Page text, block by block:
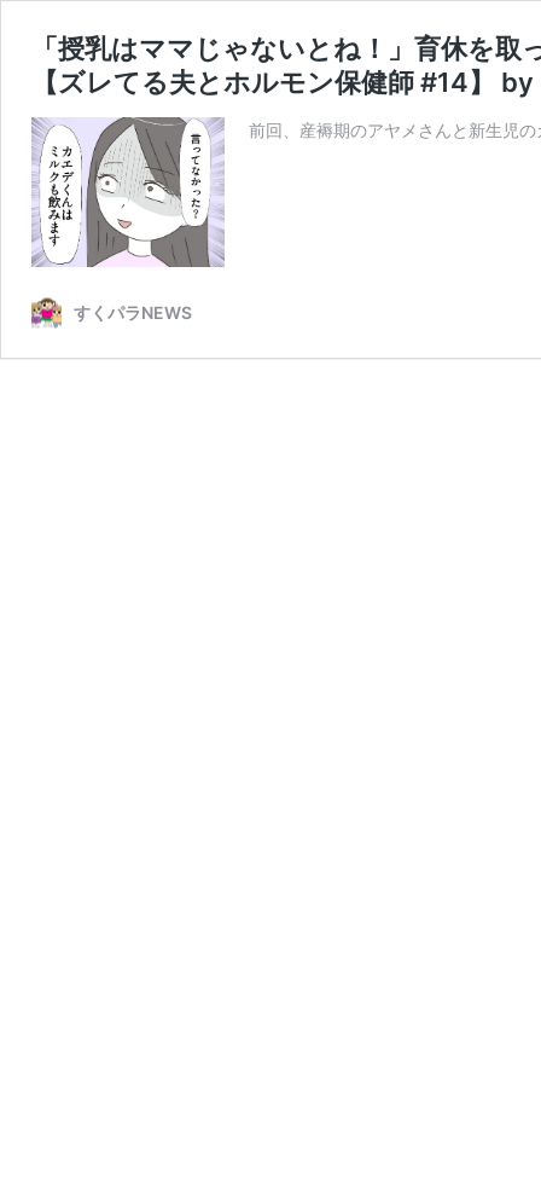
「授乳はママじゃないとね！」育休を
【ズレてる夫とホルモン保健師 #14】
前回、産褥期のアヤメさんと新生児
すくパラNEWS